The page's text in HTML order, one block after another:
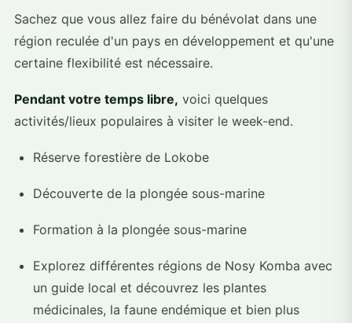
Sachez que vous allez faire du bénévolat dans une
région reculée d'un pays en développement et qu'une
certaine flexibilité est nécessaire.
Pendant votre temps libre, voici quelques
activités/lieux populaires à visiter le week-end.
Réserve forestière de Lokobe
Découverte de la plongée sous-marine
Formation à la plongée sous-marine
Explorez différentes régions de Nosy Komba avec
un guide local et découvrez les plantes
médicinales, la faune endémique et bien plus